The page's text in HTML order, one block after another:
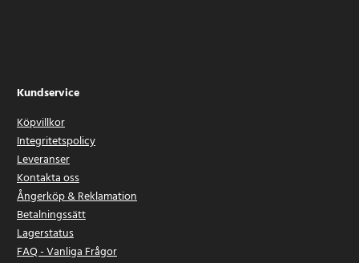
Kundservice
Köpvillkor
Integritetspolicy
Leveranser
Kontakta oss
Ångerköp & Reklamation
Betalningssätt
Lagerstatus
FAQ - Vanliga Frågor